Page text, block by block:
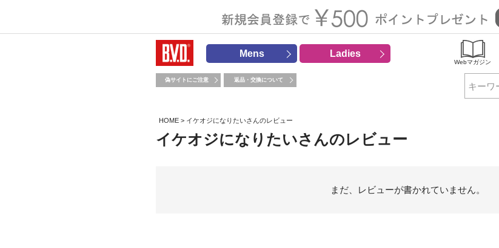
Mens Ladies
Webマガジン
偽サイトにご注意 返品・交換について
HOME イケオジになりたいさんのレビュー
イケオジになりたいさんのレビュー
まだ、レビューが書かれていません。